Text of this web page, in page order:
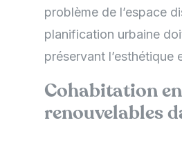
problème de l’espace
planification urbaine
préservant
Cohabitation
renouvelables